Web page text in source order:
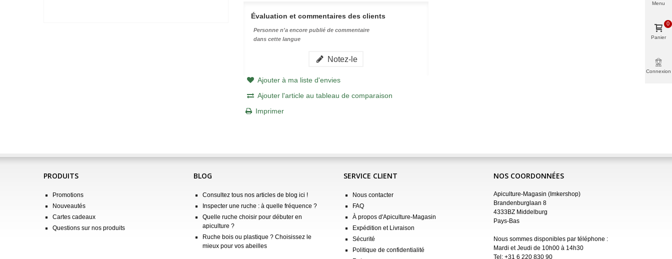
Évaluation et commentaires des clients
Personne n'a encore publié de commentaire
dans cette langue
Notez-le
Ajouter à ma liste d'envies
Ajouter l'article au tableau de comparaison
Imprimer
PRODUITS
Promotions
Nouveautés
Cartes cadeaux
Questions sur nos produits
BLOG
Consultez tous nos articles de blog ici !
Inspecter une ruche : à quelle fréquence ?
Quelle ruche choisir pour débuter en
apiculture ?
Ruche bois ou plastique ? Choisissez le
mieux pour vos abeilles
SERVICE CLIENT
Nous contacter
FAQ
À propos d'Apiculture-Magasin
Expédition et Livraison
Sécurité
Politique de confidentialité
NOS COORDONNÉES
Apiculture-Magasin (Imkershop)
Brandenburglaan 8
4333BZ Middelburg
Pays-Bas
Nous sommes disponibles par téléphone :
Mardi et Jeudi de 10h00 à 14h30
Tel: +31 6 220 830 90
Menu
Panier
0
Connexion